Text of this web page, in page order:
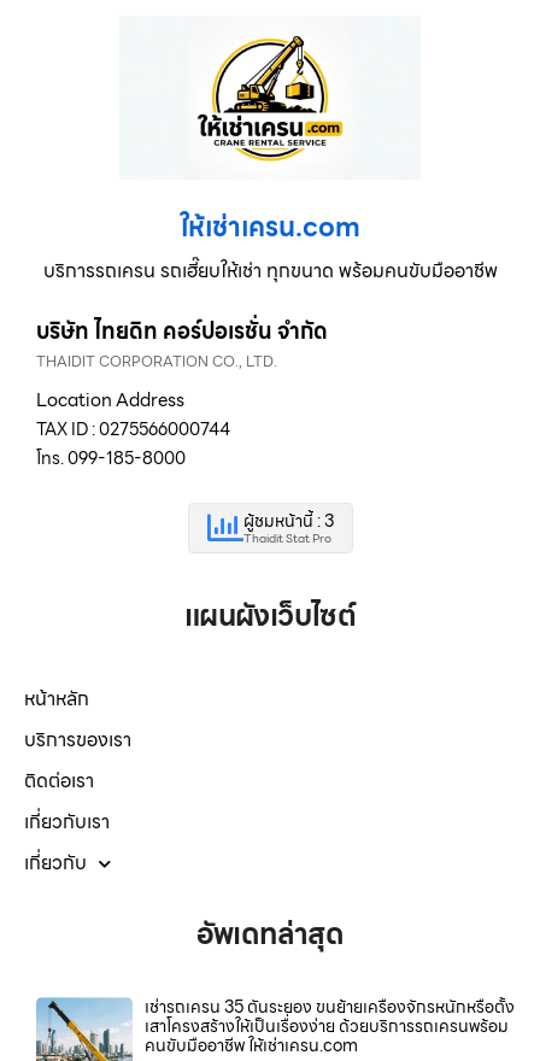
ให้เช่าเครน.com
บริการรถเครน รถเฮี๊ยบให้เช่า ทุกขนาด พร้อมคนขับมืออาชีพ
บริษัท ไทยดิท คอร์ปอเรชั่น จำกัด
THAIDIT CORPORATION CO., LTD.
Location Address
TAX ID : 0275566000744
โทร. 099-185-8000
ผู้ชมหน้านี้ : 3
Thaidit Stat Pro
แผนผังเว็บไซต์
หน้าหลัก
บริการของเรา
ติดต่อเรา
เกี่ยวกับเรา
เกี่ยวกับ
อัพเดทล่าสุด
เช่ารถเครน 35 ตันระยอง ขนย้ายเครื่องจักรหนักหรือตั้ง
เสาโครงสร้างให้เป็นเรื่องง่าย ด้วยบริการรถเครนพร้อม
คนขับมืออาชีพ ให้เช่าเครน.com